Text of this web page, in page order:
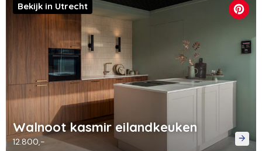
Walnoot kasmir eilandkeuken
12.800,-
Bekijk in Utrecht